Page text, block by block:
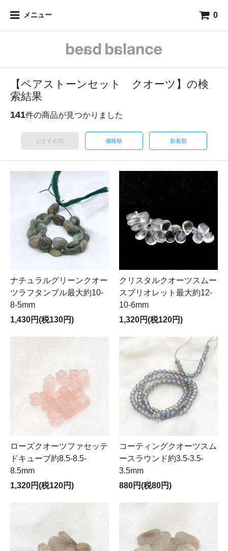
メニュー 0
【ペアストーンセット クオーツ】の検
索結果
141件の商品が見つかりました
おすすめ順 価格順 新着順
ナチュラルグリーンクオー
ツラフタンブル最大約10-
8-5mm
1,430円(税130円)
クリスタルクオーツスムー
スブリオレット最大約12-
10-6mm
1,320円(税120円)
ローズクオーツファセッテ
ドキューブ約8.5-8.5-
8.5mm
1,320円(税120円)
コーティングクオーツスム
ースラウンド約3.5-3.5-
3.5mm
880円(税80円)